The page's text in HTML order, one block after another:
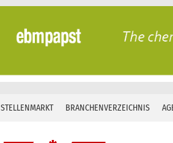
Skip
content
STELLENMARKT BRANCHENVERZEICHNIS